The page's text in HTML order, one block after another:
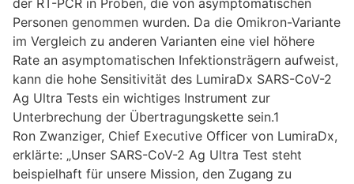
der RT-PCR in Proben, die von asymptomatischen
Personen genommen wurden. Da die Omikron-Variante
im Vergleich zu anderen Varianten eine viel höhere
Rate an asymptomatischen Infektionsträgern aufweist,
kann die hohe Sensitivität des LumiraDx SARS-CoV-2
Ag Ultra Tests ein wichtiges Instrument zur
Unterbrechung der Übertragungskette sein.1
Ron Zwanziger, Chief Executive Officer von LumiraDx,
erklärte: „Unser SARS-CoV-2 Ag Ultra Test steht
beispielhaft für unsere Mission, den Zugang zu